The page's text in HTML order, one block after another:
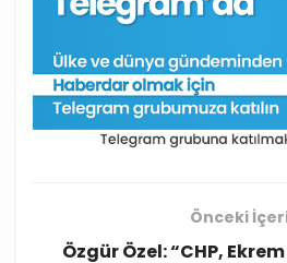
Önceki
Özgür Özel: “CHP,